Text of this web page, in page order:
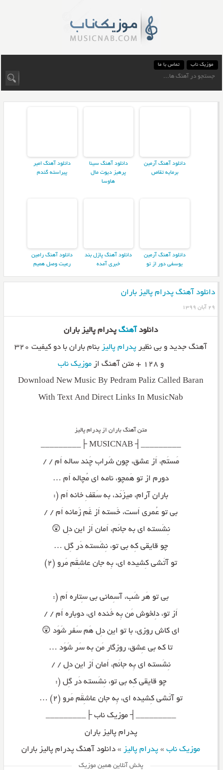
موزیک ناب تماس با ما
دانلود آهنگ آرمین
برمایه تقاص
دانلود آهنگ سینا
پرهیز دیوت مال
هاوسا
دانلود آهنگ امیر
پیراسته گندم
دانلود آهنگ آرمین
یوسفی دور از تو
دانلود آهنگ پازل بند
خبری آمده
دانلود آهنگ رامین
رعیت وصل همیم
دانلود آهنگ پدرام پالیز باران
۲۹ آبان ۱۳۹۹
دانلود آهنگپدرام پالیز باران
آهنگ جدید و بی نظیر پدرام پالیز
بنام باران با دو کیفیت ۳۲۰
و ۱۲۸ + متن آهنگ از
موزیک ناب
Download New Music By Pedram Paliz Called Baran
With Text And Direct Links In MusicNab
متن آهنگ باران از پدرام پالیز
_________┤ MUSICNAB ├_________
مَستَم، اَز عشق، چون شَراب چَند ساله اَم / /
دورم از تو هَمچو، نامه ای مُچاله اَم …
باران آرام، میزَنَد، به سَقفِ خانه اَم (:
بی تو عُمری اَست، خَسته اَز غَم زَمانه اَم / /
نِشَسته ای به جانَم، اَمان اَز این دِل 😲
چو قایقی کِه بی تو، نِشَسته دَر گِل …
تو آتَشی کِشیده ای، بِه جان عاشِقَم مَرو (۲)
بی تو هَر شَب، آسِمانی بی سِتاره اَم (:
اَز تو، دِلخوش مَن بِه خَنده ای، دوباره اَم / /
ای کاش روزی، با تو این دِل هَم سَفر شَوَد 😲
تا که بی عِشق، روزگار مَن به سَر شَوَد …
نِشَسته ای بِه جانَم، اَمان اَز این دِل / /
چو قایقی کِه بی تو، نِشَسته دَر گِل (:
تو آتَشی کِشیده ای، بِه جان عاشِقَم مَرو (۲) …
_________┤ موزیک ناب ├_________
پدرام پالیز باران
موزیک ناب» پدرام پالیز » دانلود آهنگ پدرام پالیز باران
پخش آنلاین همین موزیک